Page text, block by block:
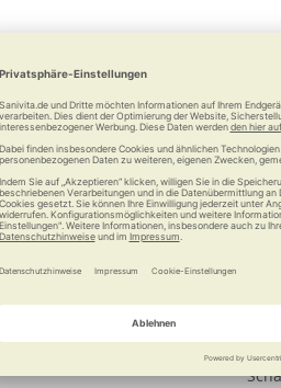
LED-Standlupe